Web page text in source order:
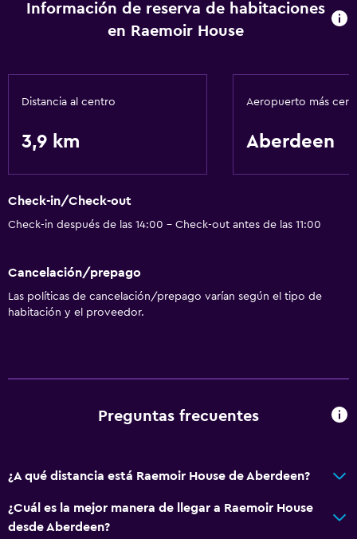
Información de reserva de habitaciones
en Raemoir House
Distancia al centro
3,9 km
Aeropuerto más
Aberdeen
Check-in/Check-out
Check-in después de las 14:00 - Check-out antes de las 11:00
Cancelación/prepago
Las políticas de cancelación/prepago varían según el tipo de
habitación y el proveedor.
Preguntas frecuentes
¿A qué distancia está Raemoir House de Aberdeen?
¿Cuál es la mejor manera de llegar a Raemoir House
desde Aberdeen?